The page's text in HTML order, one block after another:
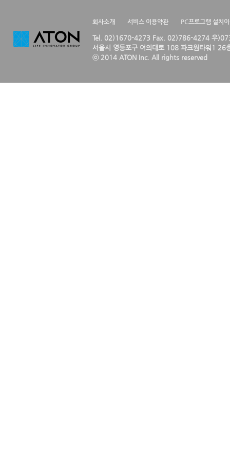
회사소개 서비스 이용약관 PC프로그램 설치
Tel. 02)1670-4273 Fax. 02)786-4274 우
서울시 영등포구 여의대로 108 파크원타워1 26
ⓒ 2014 ATON Inc. All rights reserved